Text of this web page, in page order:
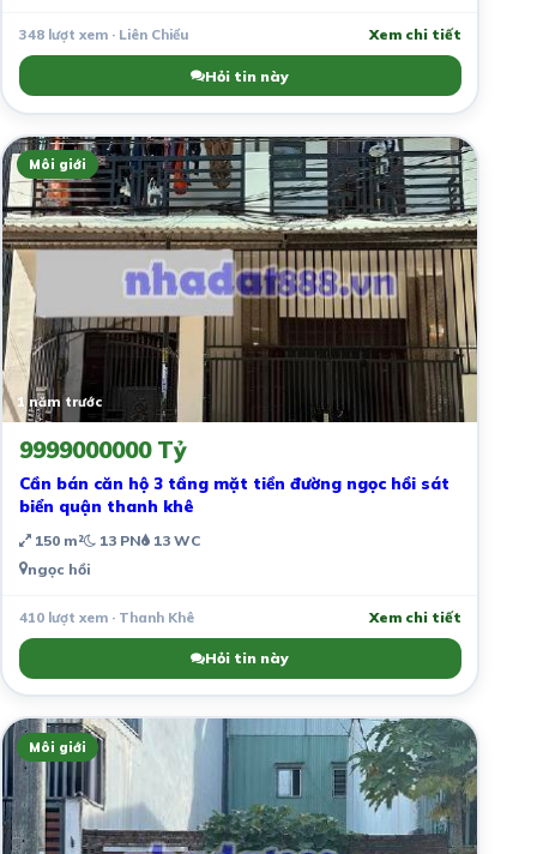
348 lượt xem · Liên Chiểu Xem chi tiết
Hỏi tin này
Môi giới
1 năm trước
9999000000 Tỷ
Cần bán căn hộ 3 tầng mặt tiền đường ngọc hồi sát
biển quận thanh khê
150 m² 13 PN 13 WC
ngọc hồi
410 lượt xem · Thanh Khê Xem chi tiết
Hỏi tin này
Môi giới